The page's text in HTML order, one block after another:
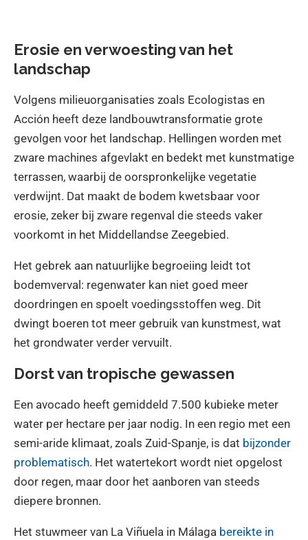
Erosie en verwoesting van het
landschap
Volgens milieuorganisaties zoals Ecologistas en
Acción heeft deze landbouwtransformatie grote
gevolgen voor het landschap. Hellingen worden met
zware machines afgevlakt en bedekt met kunstmatige
terrassen, waarbij de oorspronkelijke vegetatie
verdwijnt. Dat maakt de bodem kwetsbaar voor
erosie, zeker bij zware regenval die steeds vaker
voorkomt in het Middellandse Zeegebied.
Het gebrek aan natuurlijke begroeiing leidt tot
bodemverval: regenwater kan niet goed meer
doordringen en spoelt voedingsstoffen weg. Dit
dwingt boeren tot meer gebruik van kunstmest, wat
het grondwater verder vervuilt.
Dorst van tropische gewassen
Een avocado heeft gemiddeld 7.500 kubieke meter
water per hectare per jaar nodig. In een regio met een
semi-aride klimaat, zoals Zuid-Spanje, is dat bijzonder
problematisch. Het watertekort wordt niet opgelost
door regen, maar door het aanboren van steeds
diepere bronnen.
Het stuwmeer van La Viñuela in Málaga bereikte in